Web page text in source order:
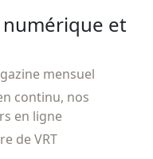
et
mensuel
continu, nos
en ligne
de VRT